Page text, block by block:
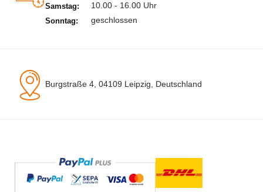
Samstag: 10.00 - 16.00 Uhr
Sonntag: geschlossen
Burgstraße 4, 04109 Leipzig, Deutschland